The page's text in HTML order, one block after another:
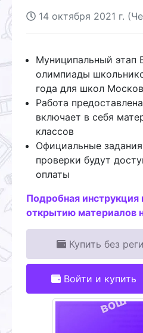
14 октября 2021 г.
Муниципальный этап
олимпиады
года для школ
Работа
включает в себя
классов
Официальные
проверки будут
оплаты
Подробная инструкция
открытию материалов
Купить без
Войти и купить